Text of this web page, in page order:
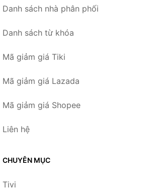
Danh sách nhà phân phối
Danh sách từ khóa
Mã giảm giá Tiki
Mã giảm giá Lazada
Mã giảm giá Shopee
Liên hệ
CHUYÊN MỤC
Tivi